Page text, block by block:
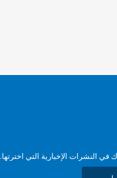
في النشرات الإخبارية التي اخترتها.